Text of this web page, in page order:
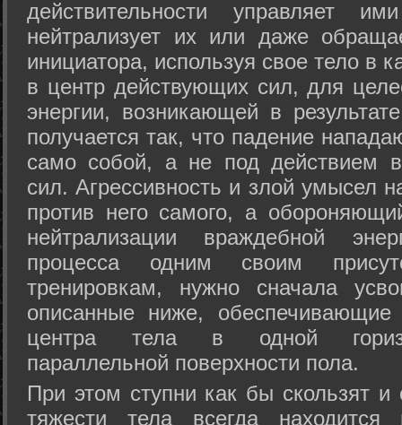
действительности управляет
нейтрализует их или даже
инициатора, используя свое тело в
в центр действующих сил, для
энергии, возникающей в
получается так, что падение
само собой, а не под действием
сил. Агрессивность и злой умысел
против него самого, а
нейтрализации враждебной
процесса одним своим
тренировкам, нужно сначала
описанные ниже, обеспечивающие
центра тела в одной
параллельной поверхности пола.
При этом ступни как бы скользят
тяжести тела всегда